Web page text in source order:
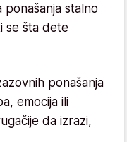
stalno
se šta dete
ponašanja
emocija ili
da izrazi,